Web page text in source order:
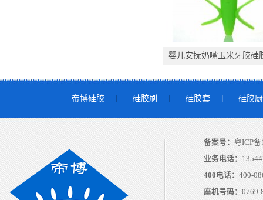
婴儿安抚奶嘴玉米牙胶硅
帝博硅胶 硅胶刷 硅胶套 硅胶
备案号： 粤ICP
业务电话：
400电话： 400-
座机号码：0769-